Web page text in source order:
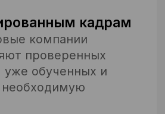
позволяет
на
задач.